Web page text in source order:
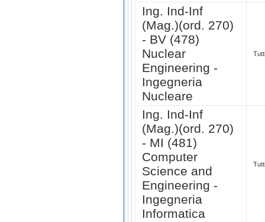
Ing. Ind-Inf
(Mag.)(ord. 270)
- BV (478)
Nuclear
Engineering -
Ingegneria
Nucleare
Ing. Ind-Inf
(Mag.)(ord. 270)
- MI (481)
Computer
Science and
Engineering -
Ingegneria
Informatica